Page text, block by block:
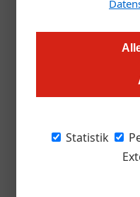
Statistik
Die Zusammenarbeit
Region vereint -,
Raiffeisen-Lagerhaus